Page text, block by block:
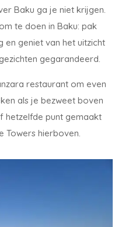
Baku ga je niet krijgen.
te doen in Baku: pak
geniet van het uitzicht
gegarandeerd.
restaurant om even
als je bezweet boven
hetzelfde punt gemaakt
Towers hierboven.